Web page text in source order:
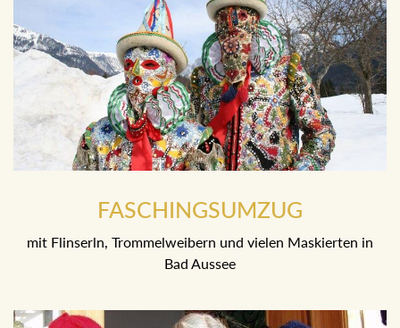
FASCHINGSUMZUG
mit Flinserln, Trommelweibern und vielen Maskierten in
Bad Aussee